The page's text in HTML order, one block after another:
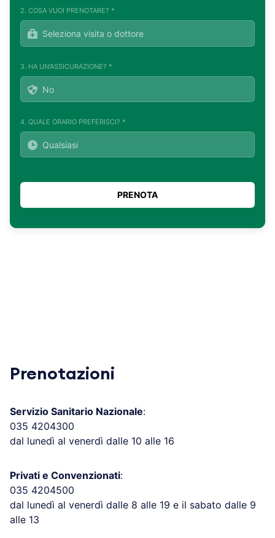
2. COSA VUOI PRENOTARE? *
3. HA UN'ASSICURAZIONE? *
4. QUALE ORARIO PREFERISCI? *
Prenotazioni
Servizio Sanitario Nazionale:
035 4204300
dal lunedì al venerdì dalle 10 alle 16
Privati e Convenzionati:
035 4204500
dal lunedì al venerdì dalle 8 alle 19 e il sabato dalle 9
alle 13